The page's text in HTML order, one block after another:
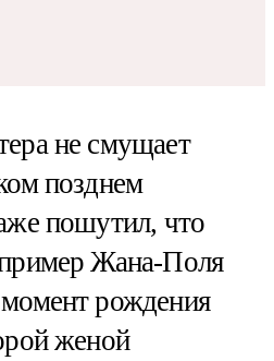
не смущает
позднем
пошутил, что
Жана-Поля
рождения
женой